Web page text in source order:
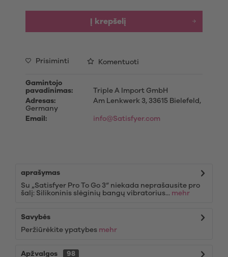
Į krepšelį
Prisiminti Komentuoti
Gamintojo
pavadinimas:
Triple A Import GmbH
Adresas:
Am Lenkwerk 3, 33615 Bielefeld,
Germany
Email:
info@Satisfyer.com
aprašymas
Su „Satisfyer Pro To Go 3“ niekada neprašausite pro
šalį: Silikoninis slėginių bangų vibratorius... mehr
Savybės
Peržiūrėkite ypatybes mehr
Apžvalgos
98